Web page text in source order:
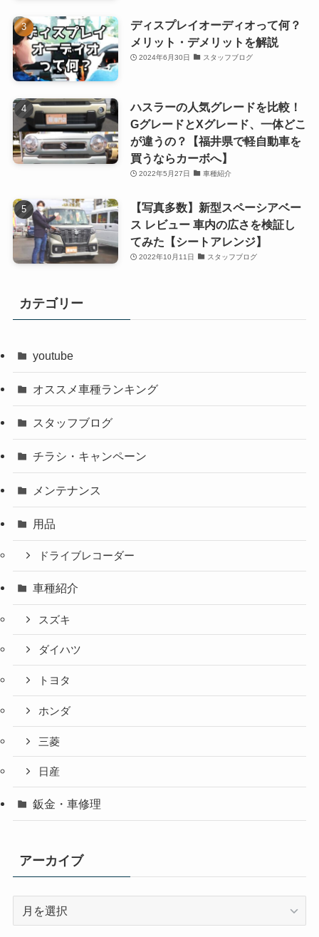
ディスプレイオーディオって何？
メリット・デメリットを解説
2024年6月30日 スタッフブログ
ハスラーの人気グレードを比較！
GグレードとXグレード、一体どこ
が違うの？【福井県で軽自動車を
買うならカーボへ】
2022年5月27日 車種紹介
【写真多数】新型スペーシアベー
ス レビュー 車内の広さを検証し
てみた【シートアレンジ】
2022年10月11日 スタッフブログ
カテゴリー
youtube
オススメ車種ランキング
スタッフブログ
チラシ・キャンペーン
メンテナンス
用品
ドライブレコーダー
車種紹介
スズキ
ダイハツ
トヨタ
ホンダ
三菱
日産
鈑金・車修理
アーカイブ